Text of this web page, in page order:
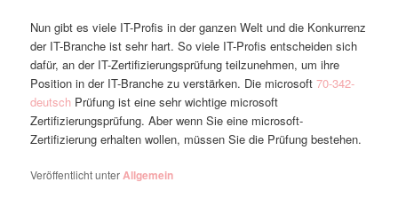
Nun gibt es viele IT-Profis in der ganzen Welt und die Konkurrenz
der IT-Branche ist sehr hart. So viele IT-Profis entscheiden sich
dafür, an der IT-Zertifizierungsprüfung teilzunehmen, um ihre
Position in der IT-Branche zu verstärken. Die microsoft70-342-
deutsch Prüfung ist eine sehr wichtige microsoft
Zertifizierungsprüfung. Aber wenn Sie eine microsoft-
Zertifizierung erhalten wollen, müssen Sie die Prüfung bestehen.
Veröffentlicht unterAllgemein